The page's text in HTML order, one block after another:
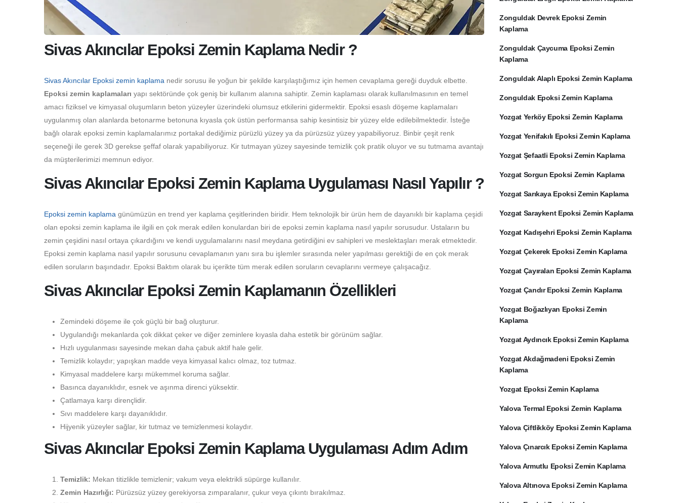
Sivas Akıncılar Epoksi Zemin Kaplama Nedir ?
Sivas Akıncılar Epoksi zemin kaplama nedir sorusu ile yoğun bir şekilde karşılaştığımız için hemen cevaplama gereği duyduk elbette.
Epoksi zemin kaplamaları yapı sektöründe çok geniş bir kullanım alanına sahiptir. Zemin kaplaması olarak kullanılmasının en temel
amacı fiziksel ve kimyasal oluşumların beton yüzeyler üzerindeki olumsuz etkilerini gidermektir. Epoksi esaslı döşeme kaplamaları
uygulanmış olan alanlarda betonarme betonuna kıyasla çok üstün performansa sahip kesintisiz bir yüzey elde edilebilmektedir. İsteğe
bağlı olarak epoksi zemin kaplamalarımız portakal dediğimiz pürüzlü yüzey ya da pürüzsüz yüzey yapabiliyoruz. Binbir çeşit renk
seçeneği ile gerek 3D gerekse şeffaf olarak yapabiliyoruz. Kir tutmayan yüzey sayesinde temizlik çok pratik oluyor ve su tutmama avantajı
da müşterilerimizi memnun ediyor.
Sivas Akıncılar Epoksi Zemin Kaplama Uygulaması Nasıl Yapılır ?
Epoksi zemin kaplama günümüzün en trend yer kaplama çeşitlerinden biridir. Hem teknolojik bir ürün hem de dayanıklı bir kaplama çeşidi
olan epoksi zemin kaplama ile ilgili en çok merak edilen konulardan biri de epoksi zemin kaplama nasıl yapılır sorusudur. Ustaların bu
zemin çeşidini nasıl ortaya çıkardığını ve kendi uygulamalarını nasıl meydana getirdiğini ev sahipleri ve meslektaşları merak etmektedir.
Epoksi zemin kaplama nasıl yapılır sorusunu cevaplamanın yanı sıra bu işlemler sırasında neler yapılması gerektiği de en çok merak
edilen soruların başındadır. Epoksi Baktım olarak bu içerikte tüm merak edilen soruların cevaplarını vermeye çalışacağız.
Sivas Akıncılar Epoksi Zemin Kaplamanın Özellikleri
Zemindeki döşeme ile çok güçlü bir bağ oluşturur.
Uygulandığı mekanlarda çok dikkat çeker ve diğer zeminlere kıyasla daha estetik bir görünüm sağlar.
Hızlı uygulanması sayesinde mekan daha çabuk aktif hale gelir.
Temizlik kolaydır; yapışkan madde veya kimyasal kalıcı olmaz, toz tutmaz.
Kimyasal maddelere karşı mükemmel koruma sağlar.
Basınca dayanıklıdır, esnek ve aşınma direnci yüksektir.
Çatlamaya karşı dirençlidir.
Sıvı maddelere karşı dayanıklıdır.
Hijyenik yüzeyler sağlar, kir tutmaz ve temizlenmesi kolaydır.
Sivas Akıncılar Epoksi Zemin Kaplama Uygulaması Adım Adım
Temizlik: Mekan titizlikle temizlenir; vakum veya elektrikli süpürge kullanılır.
Zemin Hazırlığı: Pürüzsüz yüzey gerekiyorsa zımparalanır, çukur veya çıkıntı bırakılmaz.
Zonguldak Devrek Epoksi Zemin
Kaplama
Zonguldak Çaycuma Epoksi Zemin
Kaplama
Zonguldak Alaplı Epoksi Zemin Kaplama
Zonguldak Epoksi Zemin Kaplama
Yozgat Yerköy Epoksi Zemin Kaplama
Yozgat Yenifakılı Epoksi Zemin Kaplama
Yozgat Şefaatli Epoksi Zemin Kaplama
Yozgat Sorgun Epoksi Zemin Kaplama
Yozgat Sarıkaya Epoksi Zemin Kaplama
Yozgat Saraykent Epoksi Zemin Kaplama
Yozgat Kadışehri Epoksi Zemin Kaplama
Yozgat Çekerek Epoksi Zemin Kaplama
Yozgat Çayıralan Epoksi Zemin Kaplama
Yozgat Çandır Epoksi Zemin Kaplama
Yozgat Boğazlıyan Epoksi Zemin
Kaplama
Yozgat Aydıncık Epoksi Zemin Kaplama
Yozgat Akdağmadeni Epoksi Zemin
Kaplama
Yozgat Epoksi Zemin Kaplama
Yalova Termal Epoksi Zemin Kaplama
Yalova Çiftlikköy Epoksi Zemin Kaplama
Yalova Çınarcık Epoksi Zemin Kaplama
Yalova Armutlu Epoksi Zemin Kaplama
Yalova Altınova Epoksi Zemin Kaplama